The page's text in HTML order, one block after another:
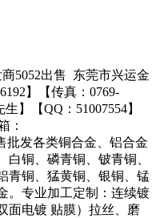
5052出售
东莞市兴运金
】【传真：0769-
】【QQ：51007554】
：
批发各类铜合金、铝合金
铜、磷青铜、铍青铜、
青铜、猛黄铜、银铜、锰
。专业加工定制：连续镀
面电镀 贴膜）拉丝、磨